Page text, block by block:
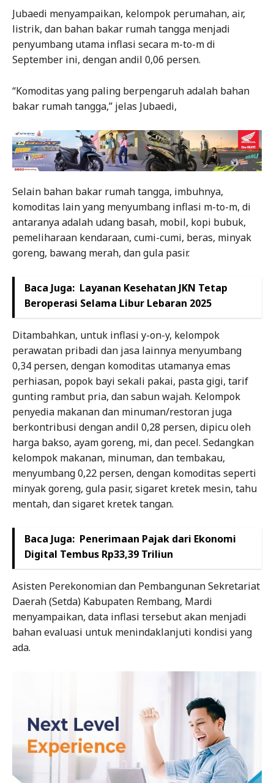
Jubaedi menyampaikan, kelompok perumahan, air,
listrik, dan bahan bakar rumah tangga menjadi
penyumbang utama inflasi secara m-to-m di
September ini, dengan andil 0,06 persen.
“Komoditas yang paling berpengaruh adalah bahan
bakar rumah tangga,” jelas Jubaedi,
Selain bahan bakar rumah tangga, imbuhnya,
komoditas lain yang menyumbang inflasi m-to-m, di
antaranya adalah udang basah, mobil, kopi bubuk,
pemeliharaan kendaraan, cumi-cumi, beras, minyak
goreng, bawang merah, dan gula pasir.
Baca Juga: Layanan Kesehatan JKN Tetap
Beroperasi Selama Libur Lebaran 2025
Ditambahkan, untuk inflasi y-on-y, kelompok
perawatan pribadi dan jasa lainnya menyumbang
0,34 persen, dengan komoditas utamanya emas
perhiasan, popok bayi sekali pakai, pasta gigi, tarif
gunting rambut pria, dan sabun wajah. Kelompok
penyedia makanan dan minuman/restoran juga
berkontribusi dengan andil 0,28 persen, dipicu oleh
harga bakso, ayam goreng, mi, dan pecel. Sedangkan
kelompok makanan, minuman, dan tembakau,
menyumbang 0,22 persen, dengan komoditas seperti
minyak goreng, gula pasir, sigaret kretek mesin, tahu
mentah, dan sigaret kretek tangan.
Baca Juga: Penerimaan Pajak dari Ekonomi
Digital Tembus Rp33,39 Triliun
Asisten Perekonomian dan Pembangunan Sekretariat
Daerah (Setda) Kabupaten Rembang, Mardi
menyampaikan, data inflasi tersebut akan menjadi
bahan evaluasi untuk menindaklanjuti kondisi yang
ada.